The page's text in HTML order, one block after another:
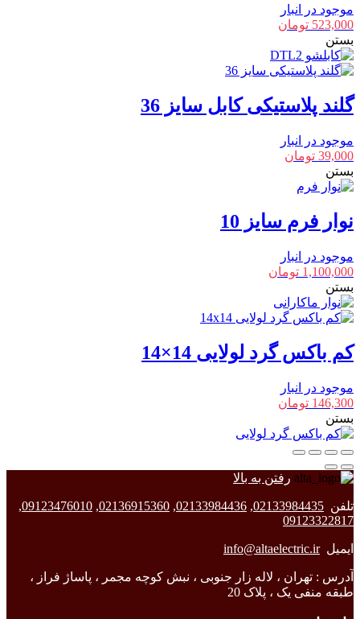
موجود در انبار
523,000 تومان
بستن
گلند پلاستیکی کابل سایز 36
موجود در انبار
39,000 تومان
بستن
نوار فرم سایز 10
موجود در انبار
1,100,000 تومان
بستن
کم باکس گرد لولایی 14×14
موجود در انبار
146,300 تومان
بستن
رفتن به بالا
تلفن 02133984435
,
02133984436
,
02136915360
,
09123476010
,
09123322817
ایمیلinfo@altaelectric.ir
آدرس : تهران ، لاله زار جنوبی ، نبش کوچه مجمر ، پاساژ فراز ،
طبقه منفی یک ، پلاک 20